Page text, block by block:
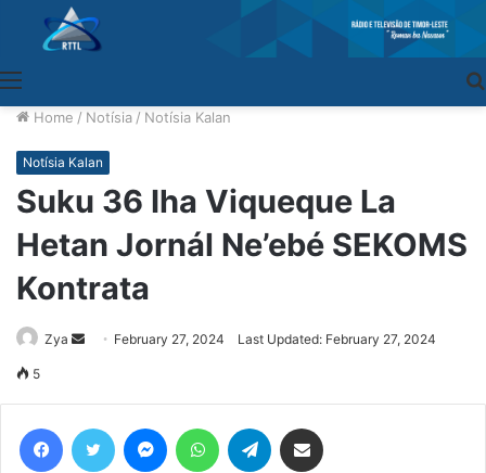
Home / Notísia / Notísia Kalan
Notísia Kalan
Suku 36 Iha Viqueque La
Hetan Jornál Ne’ebé SEKOMS
Kontrata
Zya
SendFebruary 27, 2024 Last Updated: February 27, 2024
5